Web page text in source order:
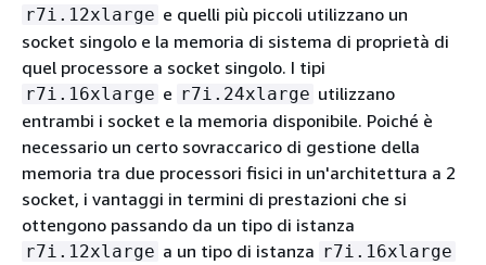
r7i.12xlarge e quelli più piccoli utilizzano un
socket singolo e la memoria di sistema di proprietà di
quel processore a socket singolo. I tipi
r7i.16xlarge e r7i.24xlarge utilizzano
entrambi i socket e la memoria disponibile. Poiché è
necessario un certo sovraccarico di gestione della
memoria tra due processori fisici in un'architettura a 2
socket, i vantaggi in termini di prestazioni che si
ottengono passando da un tipo di istanza
r7i.12xlarge a un tipo di istanza r7i.16xlarge